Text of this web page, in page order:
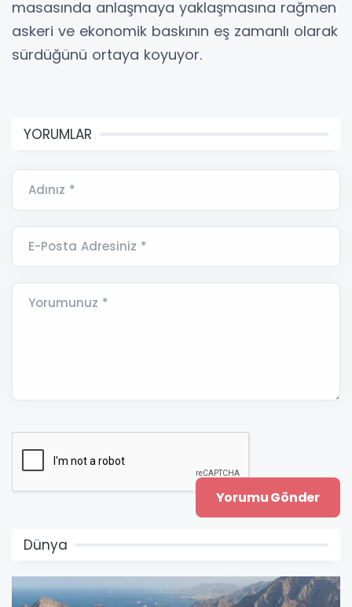
masasında anlaşmaya yaklaşmasına rağmen
askeri ve ekonomik baskının eş zamanlı olarak
sürdüğünü ortaya koyuyor.
YORUMLAR
Adınız *
E-Posta Adresiniz *
Yorumunuz *
Dünya